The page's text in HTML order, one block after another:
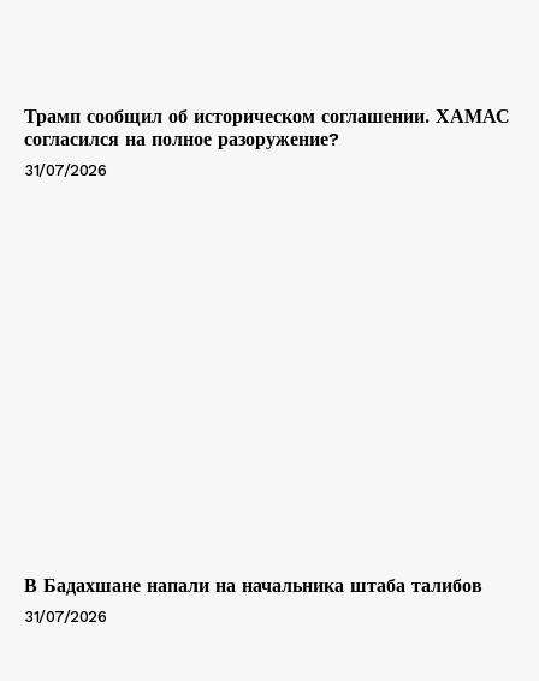
Трамп сообщил об историческом соглашении. ХАМАС
согласился на полное разоружение?
31/07/2026
В Бадахшане напали на начальника штаба талибов
31/07/2026